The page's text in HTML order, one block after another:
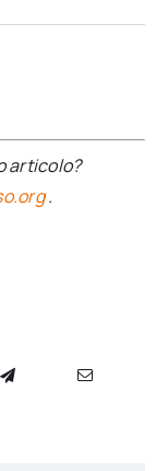
articolo?
.